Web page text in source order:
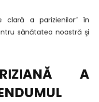
clară a parizienilor” în
sănătatea noastră şi
A